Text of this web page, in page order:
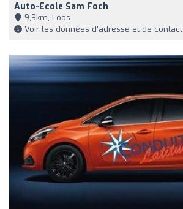
Auto-Ecole Sam Foch
9,3km, Loos
Voir les données d'adresse et de contact